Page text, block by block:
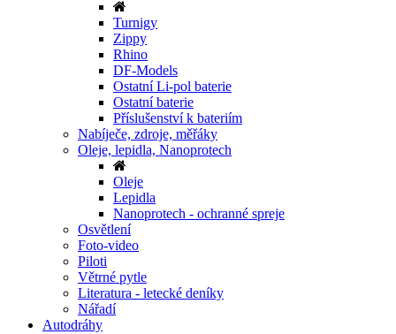
Turnigy
Zippy
Rhino
DF-Models
Ostatní Li-pol baterie
Ostatní baterie
Příslušenství k bateriím
Nabíječe, zdroje, měřáky
Oleje, lepidla, Nanoprotech
Oleje
Lepidla
Nanoprotech - ochranné spreje
Osvětlení
Foto-video
Piloti
Větrné pytle
Literatura - letecké deníky
Nářadí
Autodráhy